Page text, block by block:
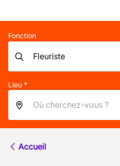
Fonction
Lieu *
Accueil